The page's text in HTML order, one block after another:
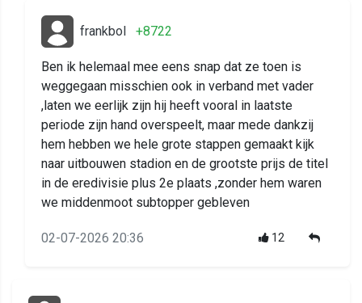
frankbol +8722
Ben ik helemaal mee eens snap dat ze toen is
weggegaan misschien ook in verband met vader
,laten we eerlijk zijn hij heeft vooral in laatste
periode zijn hand overspeelt, maar mede dankzij
hem hebben we hele grote stappen gemaakt kijk
naar uitbouwen stadion en de grootste prijs de titel
in de eredivisie plus 2e plaats ,zonder hem waren
we middenmoot subtopper gebleven
02-07-2026 20:36 12